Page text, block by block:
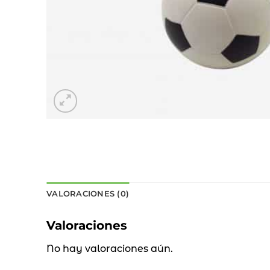
VALORACIONES (0)
Valoraciones
No hay valoraciones aún.